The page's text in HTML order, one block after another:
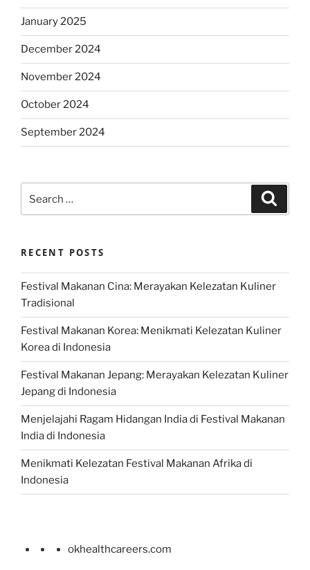
January 2025
December 2024
November 2024
October 2024
September 2024
for:
RECENT POSTS
Festival Makanan Cina: Merayakan Kelezatan Kuliner
Tradisional
Festival Makanan Korea: Menikmati Kelezatan Kuliner
Korea di Indonesia
Festival Makanan Jepang: Merayakan Kelezatan Kuliner
Jepang di Indonesia
Menjelajahi Ragam Hidangan India di Festival Makanan
India di Indonesia
Menikmati Kelezatan Festival Makanan Afrika di
Indonesia
okhealthcareers.com